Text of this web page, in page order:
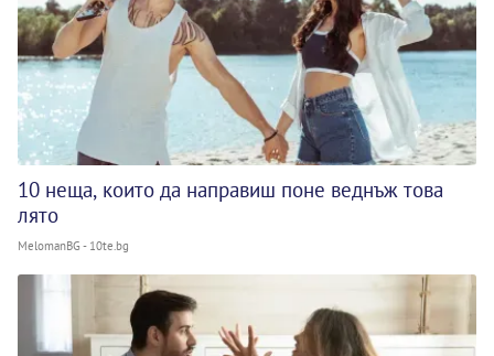
10 неща, които да направиш поне веднъж това
лято
MelomanBG - 10te.bg